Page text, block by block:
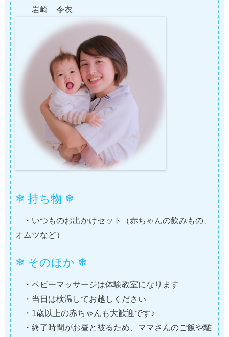
岩崎 令衣
❄ 持ち物 ❄
・いつものお出かけセット（赤ちゃんの飲みもの、
オムツなど）
❄ そのほか ❄
・ベビーマッサージは体験教室になります
・当日は検温してお越しください
・1歳以上の赤ちゃんも大歓迎です♪
・終了時間がお昼と被るため、ママさんのご飯や離